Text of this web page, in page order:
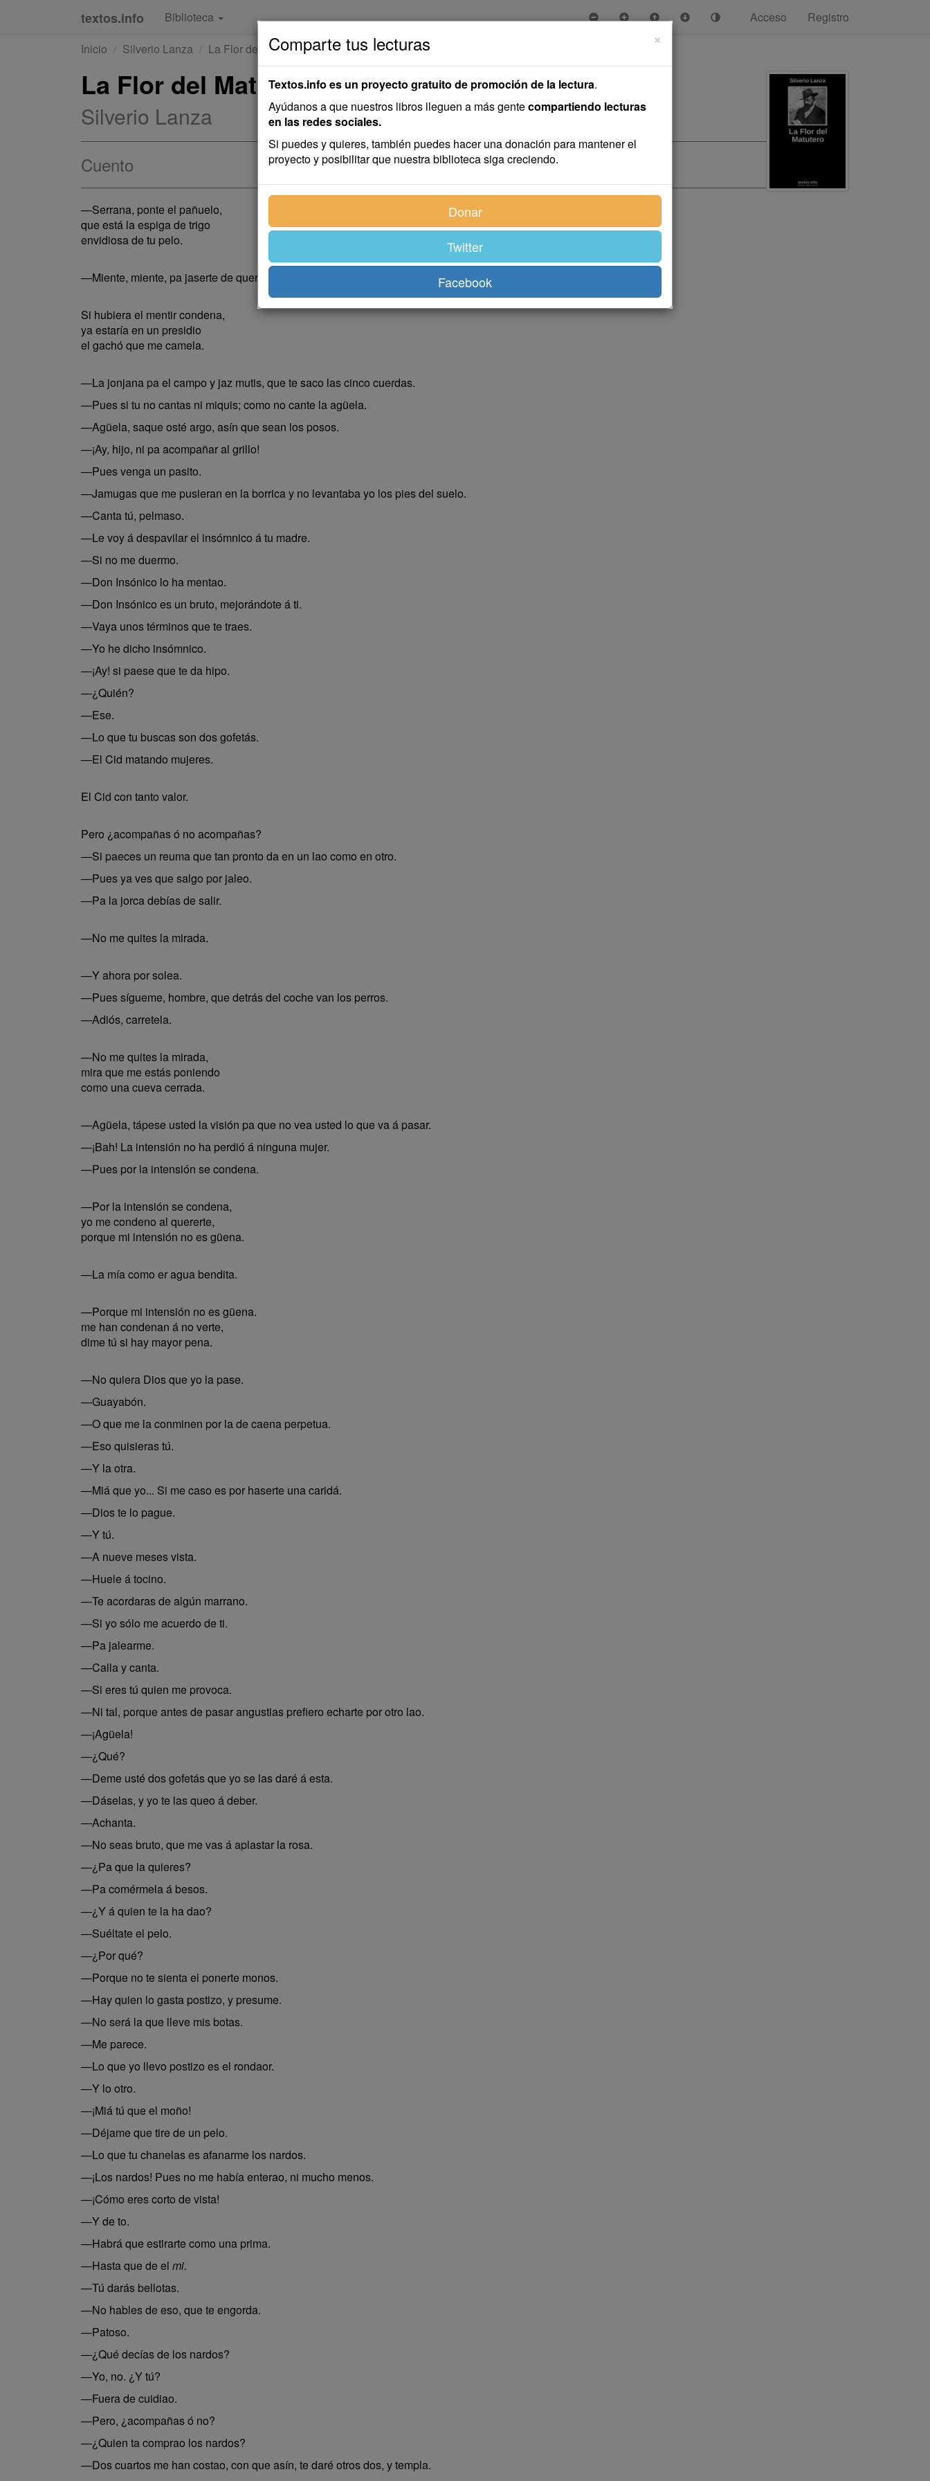
textos.info Biblioteca Acceso
Registro
Inicio
Silverio Lanza La Flor del Matutero
La Flor del Matutero
Silverio Lanza
Cuento
—Serrana, ponte el pañuelo,
que está la espiga de trigo
envidiosa de tu pelo.
—Miente, miente, pa jaserte de querer.
Si hubiera el mentir condena,
ya estaría en un presidio
el gachó que me camela.
—La jonjana pa el campo y jaz mutis, que te saco las cinco cuerdas.
—Pues si tu no cantas ni miquis; como no cante la agüela.
—Agüela, saque osté argo, asín que sean los posos.
—¡Ay, hijo, ni pa acompañar al grillo!
—Pues venga un pasito.
—Jamugas que me pusieran en la borrica y no levantaba yo los pies del suelo.
—Canta tú, pelmaso.
—Le voy á despavilar el insómnico á tu madre.
—Si no me duermo.
—Don Insónico lo ha mentao.
—Don Insónico es un bruto, mejorándote á ti.
—Vaya unos términos que te traes.
—Yo he dicho insómnico.
—¡Ay! si paese que te da hipo.
—¿Quién?
—Ese.
—Lo que tu buscas son dos gofetás.
—El Cid matando mujeres.
El Cid con tanto valor.
Pero ¿acompañas ó no acompañas?
—Si paeces un reuma que tan pronto da en un lao como en otro.
—Pues ya ves que salgo por jaleo.
—Pa la jorca debías de salir.
—No me quites la mirada.
—Y ahora por solea.
—Pues sígueme, hombre, que detrás del coche van los perros.
—Adiós, carretela.
—No me quites la mirada,
mira que me estás poniendo
como una cueva cerrada.
—Agüela, tápese usted la visión pa que no vea usted lo que va á pasar.
—¡Bah! La intensión no ha perdió á ninguna mujer.
—Pues por la intensión se condena.
—Por la intensión se condena,
yo me condeno al quererte,
porque mi intensión no es güena.
—La mía como er agua bendita.
—Porque mi intensión no es güena.
me han condenan á no verte,
dime tú si hay mayor pena.
—No quiera Dios que yo la pase.
—Guayabón.
—O que me la conminen por la de caena perpetua.
—Eso quisieras tú.
—Y la otra.
—Miá que yo... Si me caso es por haserte una caridá.
—Dios te lo pague.
—Y tú.
—A nueve meses vista.
—Huele á tocino.
—Te acordaras de algún marrano.
—Si yo sólo me acuerdo de ti.
—Pa jalearme.
—Calla y canta.
—Si eres tú quien me provoca.
—Ni tal, porque antes de pasar angustias prefiero echarte por otro lao.
—¡Agüela!
—¿Qué?
—Deme usté dos gofetás que yo se las daré á esta.
—Dáselas, y yo te las queo á deber.
—Achanta.
—No seas bruto, que me vas á aplastar la rosa.
—¿Pa que la quieres?
—Pa comérmela á besos.
—¿Y á quien te la ha dao?
—Suéltate el pelo.
—¿Por qué?
—Porque no te sienta el ponerte monos.
—Hay quien lo gasta postizo, y presume.
—No será la que lleve mis botas.
—Me parece.
—Lo que yo llevo postizo es el rondaor.
—Y lo otro.
—¡Miá tú que el moño!
—Déjame que tire de un pelo.
—Lo que tu chanelas es afanarme los nardos.
—¡Los nardos! Pues no me había enterao, ni mucho menos.
—¡Cómo eres corto de vista!
—Y de to.
—Habrá que estirarte como una prima.
—Hasta que de el mi.
—Tú darás bellotas.
—No hables de eso, que te engorda.
—Patoso.
—¿Qué decías de los nardos?
—Yo, no. ¿Y tú?
—Fuera de cuidiao.
—Pero, ¿acompañas ó no?
—¿Quien ta comprao los nardos?
—Dos cuartos me han costao, con que asín, te daré otros dos, y templa.
×
Comparte tus lecturas
Textos.info es un proyecto gratuito de promoción de la lectura.
Ayúdanos a que nuestros libros lleguen a más gentecompartiendo lecturas
en las redes sociales.
Si puedes y quieres, también puedes hacer una donación para mantener el
proyecto y posibilitar que nuestra biblioteca siga creciendo.
Donar
Twitter
Facebook